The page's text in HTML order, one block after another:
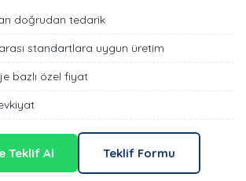
doğrudan tedarik
standartlara uygun üretim
bazlı özel fiyat
Teklif Al Teklif Formu